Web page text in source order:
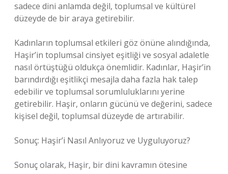
sadece dini anlamda değil, toplumsal ve kültürel
düzeyde de bir araya getirebilir.
Kadınların toplumsal etkileri göz önüne alındığında,
Haşir’in toplumsal cinsiyet eşitliği ve sosyal adaletle
nasıl örtüştüğü oldukça önemlidir. Kadınlar, Haşir’in
barındırdığı eşitlikçi mesajla daha fazla hak talep
edebilir ve toplumsal sorumluluklarını yerine
getirebilir. Haşir, onların gücünü ve değerini, sadece
kişisel değil, toplumsal düzeyde de artırabilir.
Sonuç: Haşir’i Nasıl Anlıyoruz ve Uyguluyoruz?
Sonuç olarak, Haşir, bir dini kavramın ötesine